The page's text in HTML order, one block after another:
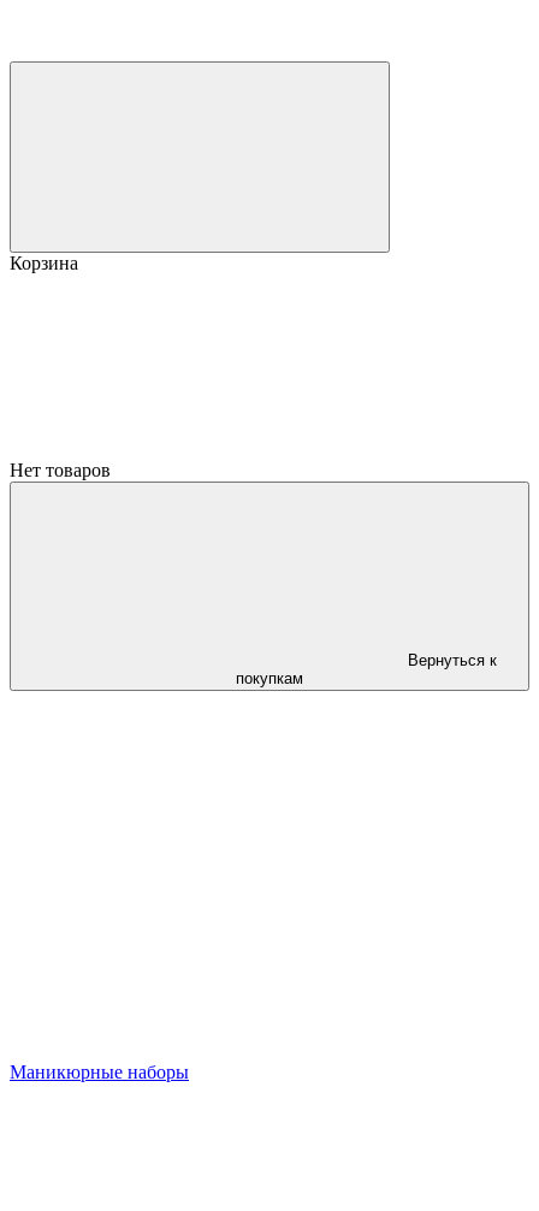
Корзина
Нет товаров
Вернуться к
покупкам
Маникюрные наборы